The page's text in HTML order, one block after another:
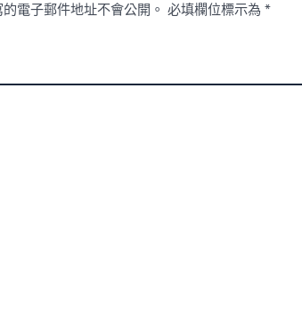
電子郵件地址不會公開。 必填欄位標示為 *